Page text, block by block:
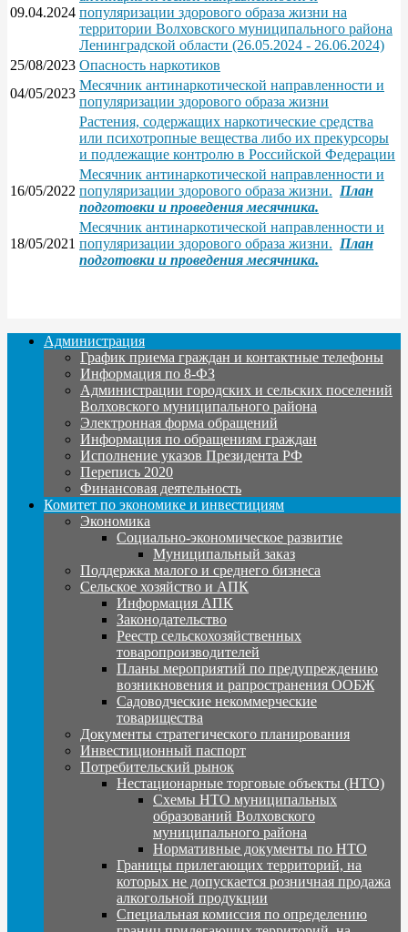
09.04.2024 популяризации здорового образа жизни на
территории Волховского муниципального района
Ленинградской области (26.05.2024 - 26.06.2024)
25/08/2023 Опасность наркотиков
04/05/2023
Месячник антинаркотической направленности и
популяризации здорового образа жизни
Растения, содержащих наркотические средства
или психотропные вещества либо их прекурсоры
и подлежащие контролю в Российской Федерации
16/05/2022
Месячник антинаркотической направленности и
популяризации здорового образа жизни. План
подготовки и проведения месячника.
18/05/2021
Месячник антинаркотической направленности и
популяризации здорового образа жизни. План
подготовки и проведения месячника.
Администрация
График приема граждан и контактные телефоны
Информация по 8-ФЗ
Администрации городских и сельских поселений
Волховского муниципального района
Электронная форма обращений
Информация по обращениям граждан
Исполнение указов Президента РФ
Перепись 2020
Финансовая деятельность
Комитет по экономике и инвестициям
Экономика
Социально-экономическое развитие
Муниципальный заказ
Поддержка малого и среднего бизнеса
Сельское хозяйство и АПК
Информация АПК
Законодательство
Реестр сельскохозяйственных
товаропроизводителей
Планы мероприятий по предупреждению
возникновения и рапространения ООБЖ
Садоводческие некоммерческие
товарищества
Документы стратегического планирования
Инвестиционный паспорт
Потребительский рынок
Нестационарные торговые объекты (НТО)
Схемы НТО муниципальных
образований Волховского
муниципального района
Нормативные документы по НТО
Границы прилегающих территорий, на
которых не допускается розничная продажа
алкогольной продукции
Специальная комиссия по определению